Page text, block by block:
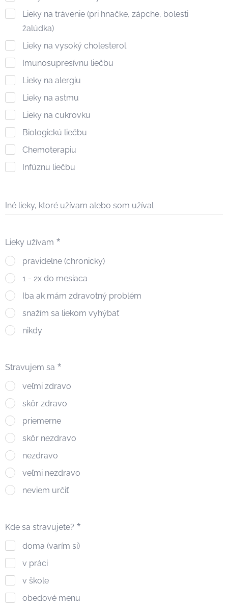
Lieky na trávenie (pri hnačke, zápche, bolesti
žalúdka)
Lieky na vysoký cholesterol
Imunosupresívnu liečbu
Lieky na alergiu
Lieky na astmu
Lieky na cukrovku
Biologickú liečbu
Chemoterapiu
Infúznu liečbu
Iné lieky, ktoré užívam alebo som užíval
Lieky užívam
pravidelne (chronicky)
1 - 2x do mesiaca
Iba ak mám zdravotný problém
snažím sa liekom vyhýbať
nikdy
Stravujem sa
veľmi zdravo
skôr zdravo
priemerne
skôr nezdravo
nezdravo
veľmi nezdravo
neviem určiť
Kde sa stravujete?
doma (varím si)
v práci
v škole
obedové menu